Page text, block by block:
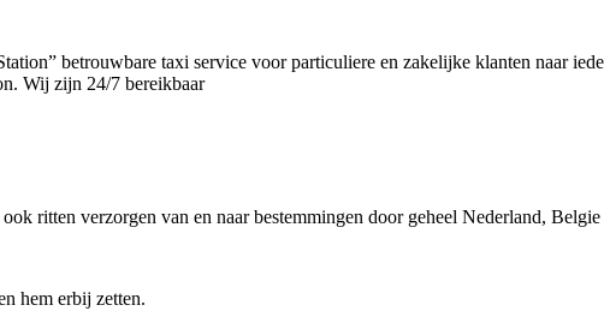
betrouwbare taxi service voor particuliere en zakelijke klanten naar
Wij zijn 24/7 bereikbaar
ritten verzorgen van en naar bestemmingen door geheel Nederland,
hem erbij zetten.